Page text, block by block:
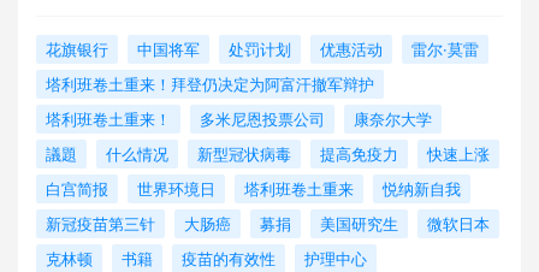
花旗银行 中国将军 处罚计划 优惠活动
雷尔·莫雷
塔利班卷土重来！拜登仍决定为阿富汗撤军辩护
塔利班卷土重来！
多米尼恩投票公司
康奈尔大学
議題
什么情况 新型冠状病毒 提高免疫力
快速上涨
白宫简报
世界环境日 塔利班卷土重来
悦纳新自我
新冠疫苗第三针
大肠癌 募捐 美国研究生
微软日本
克林顿
书籍 疫苗的有效性
护理中心